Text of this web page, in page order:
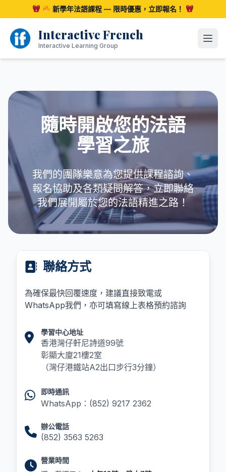
至
新學年法語課程 — 限時優惠，立即報名！
Interactive French
Interactive Learning Group 開啟
隨時開啟您的法語
學習之旅
我們的團隊樂意為您提供課程諮詢、
報名協助及各類疑問解答，立即聯絡
我們展開屬於您的法語精進之路！
聯絡方式
為確保最快回覆速度，建議直接致電或
WhatsApp我們，亦可填寫線上表格預約諮詢
學習中心地址
香港灣仔軒尼詩道99號
彰顯大廈21樓2室
（灣仔港鐵站A2出口步行3分鐘）
即時通訊
WhatsApp：(852) 9217 2362
辦公電話
(852) 3563 5263
營業時間